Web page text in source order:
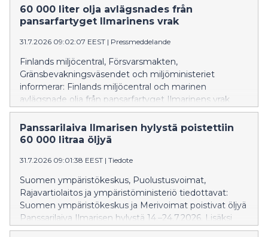
Ilmarinen between 14 and 24 July 2026. In addition,
the Finnish Border Guard, which was prepared for
Medical Center participated in the operation. Over the
course of two weeks, approximately 60,000 litres of oil
was recovered from the vessel’s fuel tanks, but the
wreck could not be completely emptied yet. Because
of the rough seas, the work had to be interrupted
from time to time.
60 000 liter olja avlägsnades från
pansarfartyget Ilmarinens vrak
31.7.2026 09:02:07 EEST | Pressmeddelande
Finlands miljöcentral, Försvarsmakten,
Gränsbevakningsväsendet och miljöministeriet
informerar: Finlands miljöcentral och marinen
avlägsnade olja från pansarfartyget Ilmarinens vrak
mellan den 14 och 24 juli 2026. I operationen deltog
även Gränsbevakningsväsendet, som var i beredskap
för miljöskyddsuppdrag, samt Centret för dykmedicin.
Ilmarinens tankar, men vraket kunde ännu inte
tömmas helt. Arbetet måste tidvis avbrytas på grund
av hård sjögång.
Panssarilaiva Ilmarisen hylystä poistettiin
60 000 litraa öljyä
31.7.2026 09:01:38 EEST | Tiedote
Suomen ympäristökeskus, Puolustusvoimat,
Rajavartiolaitos ja ympäristöministeriö tiedottavat:
Suomen ympäristökeskus ja Merivoimat poistivat öljyä
Panssarilaiva Ilmarisen hylystä 14.–24.7.2026. Lisäksi
operaatioon osallistuivat ympäristövahinkojen